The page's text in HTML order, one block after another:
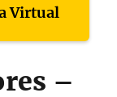
Virtual
–